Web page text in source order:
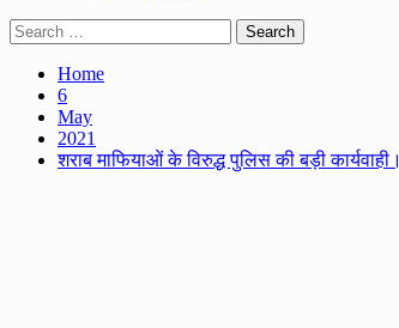
Search
for:
Home
6
May
2021
शराब माफियाओं के विरुद्ध पुलिस की बड़ी कार्यवाही।